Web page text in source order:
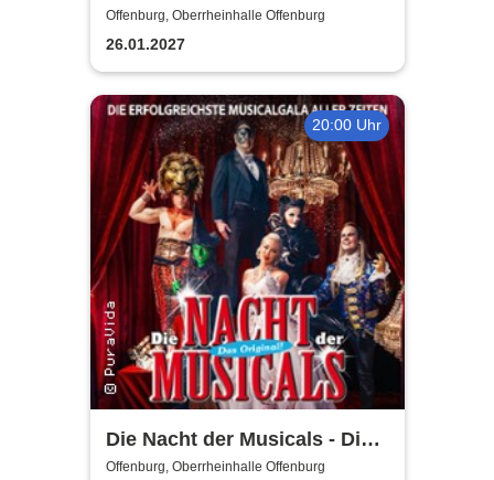
2027
Offenburg, Oberrheinhalle Offenburg
26.01.2027
20:00 Uhr
Die Nacht der Musicals - Die
erfolgreichste Musicalgala
Offenburg, Oberrheinhalle Offenburg